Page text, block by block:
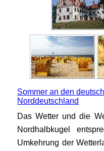
Sommer an den
Norddeutschland
Das Wetter und die
Nordhalbkugel
Umkehrung der